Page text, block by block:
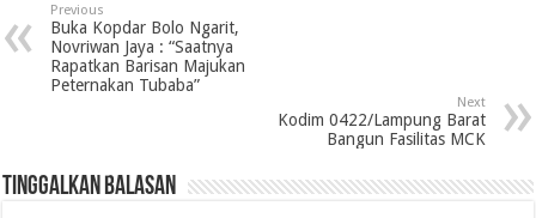
Previous
Buka Kopdar Bolo Ngarit,
Novriwan Jaya : “Saatnya
Rapatkan Barisan Majukan
Peternakan Tubaba”
Next
Kodim 0422/Lampung Barat
Bangun Fasilitas MCK
Tinggalkan Balasan